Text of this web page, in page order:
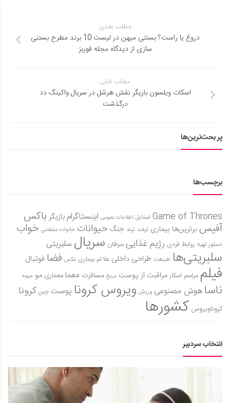
مطلب بعدی
دروغ یا راست؟ بستنی میهن در لیست 10 برند مطرح بستنی
سازی از دیدگاه مجله فوربز
مطلب قبلی
اسکات ویلسون بازیگر نقش هرشل در سریال واکینگ دد
درگذشت
پر بحث‌ترین‌ها
برچسب‌ها
Game of Thrones استایل اطلاعات عمومی اینستاگرام بازیگر باکس
آفیس برترین‌ها بیماری ترفند ترند جنگ حیوانات خانواده سلطنتی خواب
دستور تهیه روابط فردی رژیم غذاییسرطان سریال سلبریتی
سلبریتی‌ها طبیعت طراحی داخلی علائم بیماری عکس فضا فوتبال
فیلم مراسم اسکارمراقبت از پوست مریخ مسافرت معمامعماری مو میوه
ناساهوش مصنوعی ورزش ویروس کرونا پوست چین کرونا
کروناویروس کشورها
انتخاب سردبیر